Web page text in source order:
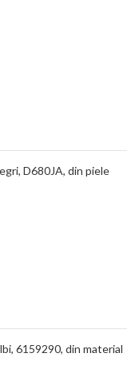
D680JA, din piele
6159290, din material